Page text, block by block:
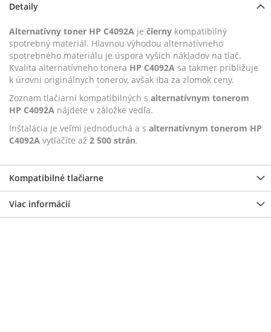
Detaily
Alternatívny toner HP C4092A je čierny kompatibilný
spotrebný materiál. Hlavnou výhodou alternatívneho
spotrebného materiálu je úspora vyšich nákladov na tlač.
Kvalita alternatívneho tonera HP C4092A sa takmer približuje
k úrovni originálnych tonerov, avšak iba za zlomok ceny.
Zoznam tlačiarní kompatibilných s alternatívnym tonerom
HP C4092A nájdete v záložke vedľa.
Inštalácia je veľmi jednoduchá a s alternatívnym tonerom HP
C4092A vytlačíte až 2 500 strán.
Kompatibilné tlačiarne
Viac informácií